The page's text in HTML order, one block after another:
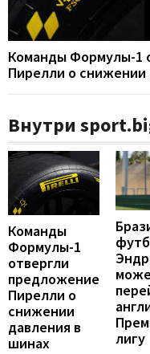
Команды Формулы-1
Пирелли о снижении
Внутри
Команды
Формулы-1
отвергли
предложение
Пирелли о
снижении
давления в
шинах
лигу